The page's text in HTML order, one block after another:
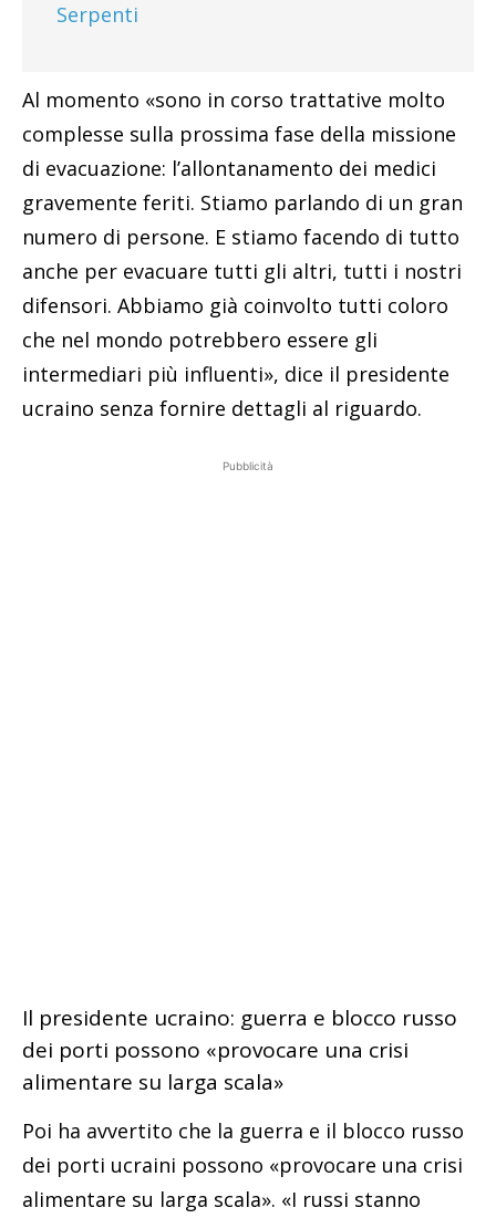
Serpenti
Al momento «sono in corso trattative molto
complesse sulla prossima fase della missione
di evacuazione: l’allontanamento dei medici
gravemente feriti. Stiamo parlando di un gran
numero di persone. E stiamo facendo di tutto
anche per evacuare tutti gli altri, tutti i nostri
difensori. Abbiamo già coinvolto tutti coloro
che nel mondo potrebbero essere gli
intermediari più influenti», dice il presidente
ucraino senza fornire dettagli al riguardo.
Pubblicità
Il presidente ucraino: guerra e blocco russo
dei porti possono «provocare una crisi
alimentare su larga scala»
Poi ha avvertito che la guerra e il blocco russo
dei porti ucraini possono «provocare una crisi
alimentare su larga scala». «I russi stanno